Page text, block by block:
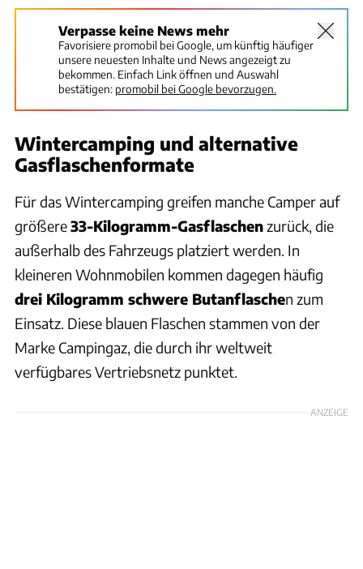
Verpasse keine News mehr
Favorisiere promobil bei Google, um künftig häufiger
unsere neuesten Inhalte und News angezeigt zu
bekommen. Einfach Link öffnen und Auswahl
bestätigen: promobil bei Google bevorzugen.
Wintercamping und alternative
Gasflaschenformate
Für das Wintercamping greifen manche Camper auf
größere33-Kilogramm-Gasflaschenzurück, die
außerhalb des Fahrzeugs platziert werden. In
kleineren Wohnmobilen kommen dagegen häufig
drei Kilogramm schwere Butanflaschen zum
Einsatz. Diese blauen Flaschen stammen von der
Marke Campingaz, die durch ihr weltweit
verfügbares Vertriebsnetz punktet.
ANZEIGE